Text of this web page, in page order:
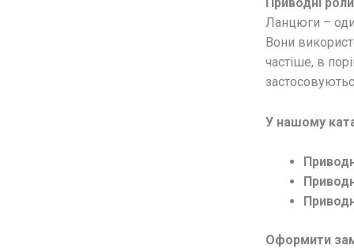
Ланцюги –
Вони
частіше, в
У нашому
Оформити